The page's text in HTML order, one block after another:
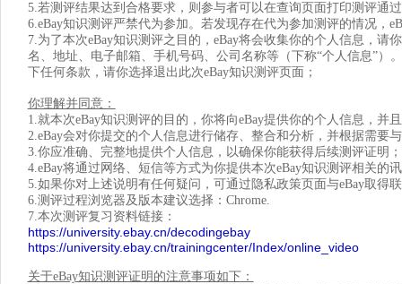
5.若测评结果达到合格要求，则参与者可以在查询页面打印测评通
6.eBay知识测评严禁代为参加。若发现存在代为参加测评的情况，
7.为了本次eBay知识测评之目的，eBay将会收集你的个人信息，
名、地址、电子邮箱、手机号码、公司名称等（下称“个人信息”
下任何条款，请你选择退出此次eBay知识测评页面；
你理解并同意：
1.就本次eBay知识测评的目的，你将向eBay提供你的个人信息，并
2.eBay会对你提交的个人信息进行储存、整合和分析，并根据需要
3.你应准确、完整地提供个人信息，以确保你能获得后续测评证明；
4.eBay将通过网络、短信等方式为你提供本次eBay知识测评相关的
5.如果你对上述说明有任何疑问，可通过隐私政策页面与eBay取得
6.测评过程浏览器及版本建议选择：Chrome.
7.本次测评复习资料链接：
https://university.ebay.cn/decodingebay
https://university.ebay.cn/trainingcenter/Index/online_video
关于eBay知识测评证明的注意事项如下：